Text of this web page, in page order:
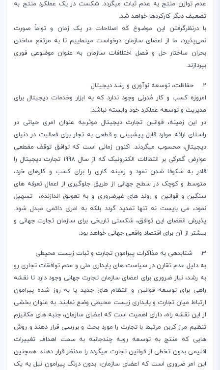
عدم توازن منتج به عدم ثبات میگردد. شکست در یک عملکرد منتج به
تضعیف دیگر کارکردها خواهد شد.
با درنظرگرفتن این موضوع که اصلاحات در یک زمان و تواماً صورت
نمی‌پذیرد، ما از اعضای سازمان درخواست مینماییم تا به مرتفع ساختن
بحران ساختار حل و فصل اختلافات سازمان به عنوان موضوعی فوری
بپردازند.
2. حفاظت‌، توسعه نوآوری و رشد دیجیتال
امروزه کسب و کار مُدرنی وجود ندارد که به ابزار وخدمات دیجیتال برای
مدیریت و توسعه عملکرد خود وابسته نباشد.
در این زمینه، قوانین تجارت دیجیتال موثر،به عنوان امری حیاتی در
راستای ارائه موارد قابل پیشبینی و قطعی به تجار برای فعالیت در دنیای
دیجیتال، محسوب میگردند. اکنون زمانی است که توافق توقف مقطعی
عوارض گمرکی بر انتقالات الکترونیک که از سال 1998 تجارت دیجیتال را
قادر به شکوفا شدن نمود و زمینه کاری را برای کسب و کارهای خرد،
متوسط و کوچک در سطح جهانی از طریق جلوگیری از اعمال تعرفه های
سنگین و قوانین و روند های غیرضروری و به تعویق اندازنده، تسهیل
نمود، می بایست نه تنها تمدید گردد بلکه به امری دائمی مبدل شود.
پذیرش انقضای این توافق، شکستی تاریخی برای سازمان تجارت جهانی و
بیشتر از آن برای اقتصاد واقعی جهانی خواهد بود.
3. شتابدهی به مذاکرات پیرامون تجارت و ثبات زیست محیطی
به دلیل عدم تقارن در سیاست های پایداری ملی و عدم توافقات تجاری رو
به رشد، نیاز ضروری برای اعضای سازمان تجارت جهانی وجود دارد تا نقشه
راهی برای توسعه قوانین و انتظام های جدید یا به روز شده پیرامون
ارتباط میان تجارت و پایداری زیست محیطی وضع نمایند. به عنوان بخشی
از این نقشه راه، دارای اهمیت است که اعضای سازمان، جنبه های مکانیزم
تنظیم مرز کربن مرتبط با تجارت را مورد بحث و بررسی قرار دهند و روش
هایی که منتج به توسعه رویه چندجانبه به سمت اهداف تغییرات
اقلیمی بدون تخطی از قوانین تجارت میگردد را مدنظر قرار دهند. همچنین
این امر ضروری است که اعضای سازمان، بدون درنگ پیرامون نیل به یک